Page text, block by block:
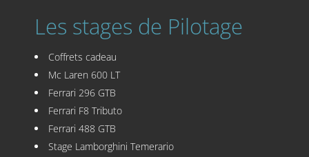
Les stages de Pilotage
Coffrets cadeau
Mc Laren 600 LT
Ferrari 296 GTB
Ferrari F8 Tributo
Ferrari 488 GTB
Stage Lamborghini Temerario